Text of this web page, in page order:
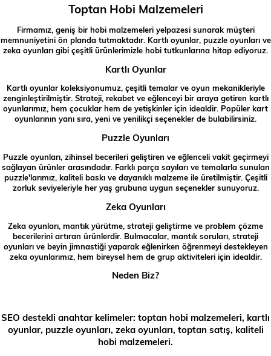
Toptan Hobi Malzemeleri
Firmamız, geniş bir hobi malzemeleri yelpazesi sunarak müşteri
memnuniyetini ön planda tutmaktadır. Kartlı oyunlar, puzzle oyunları ve
zeka oyunları gibi çeşitli ürünlerimizle hobi tutkunlarına hitap ediyoruz.
Kartlı Oyunlar
Kartlı oyunlar koleksiyonumuz, çeşitli temalar ve oyun mekanikleriyle
zenginleştirilmiştir. Strateji, rekabet ve eğlenceyi bir araya getiren kartlı
oyunlarımız, hem çocuklar hem de yetişkinler için idealdir. Popüler kart
oyunlarının yanı sıra, yeni ve yenilikçi seçenekler de bulabilirsiniz.
Puzzle Oyunları
Puzzle oyunları, zihinsel becerileri geliştiren ve eğlenceli vakit geçirmeyi
sağlayan ürünler arasındadır. Farklı parça sayıları ve temalarla sunulan
puzzle'larımız, kaliteli baskı ve dayanıklı malzeme ile üretilmiştir. Çeşitli
zorluk seviyeleriyle her yaş grubuna uygun seçenekler sunuyoruz.
Zeka Oyunları
Zeka oyunları, mantık yürütme, strateji geliştirme ve problem çözme
becerilerini artıran ürünlerdir. Bulmacalar, mantık soruları, strateji
oyunları ve beyin jimnastiği yaparak eğlenirken öğrenmeyi destekleyen
zeka oyunlarımız, hem bireysel hem de grup aktiviteleri için idealdir.
Neden Biz?
SEO destekli anahtar kelimeler: toptan hobi malzemeleri, kartlı
oyunlar, puzzle oyunları, zeka oyunları, toptan satış, kaliteli
hobi malzemeleri.